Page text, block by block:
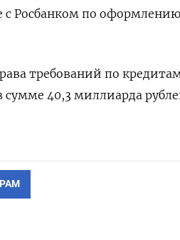
с Росбанком по
требований по
40,3 миллиарда